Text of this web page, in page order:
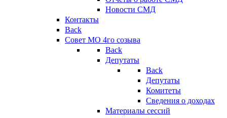
Новости СМД
Контакты
Back
Совет МО 4го созыва
Back
Депутаты
Back
Депутаты
Комитеты
Сведения о доходах
Материалы сессий